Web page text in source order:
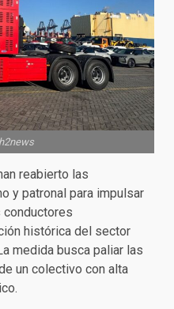
reabierto las
y patronal para impulsar
conductores
histórica del sector
medida busca paliar las
un colectivo con alta